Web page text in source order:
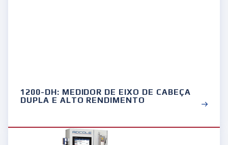
1200-DH: MEDIDOR DE EIXO DE CABEÇA
DUPLA E ALTO RENDIMENTO